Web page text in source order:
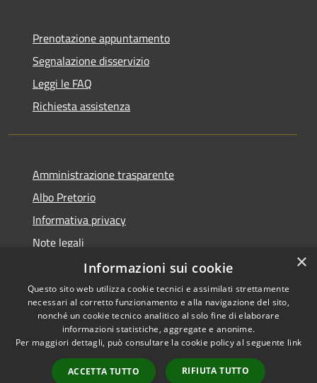
Prenotazione appuntamento
Segnalazione disservizio
Leggi le FAQ
Richiesta assistenza
Amministrazione trasparente
Albo Pretorio
Informativa privacy
Note legali
Dichiarazione di accessibilità
RSS
Accessibilità
Copyright © 2026 • Comune di
Todi • Powered by
Municipium•
Accesso
×
Informazioni sui cookie
Questo sito web utilizza cookie tecnici e assimilati strettamente
necessari al corretto funzionamento e alla navigazione del sito,
nonché un cookie tecnico analitico al solo fine di elaborare
informazioni statistiche, aggregate e anonime.
Per maggiori dettagli, può consultare la cookie policy al seguente link
ACCETTA TUTTO RIFIUTA TUTTO